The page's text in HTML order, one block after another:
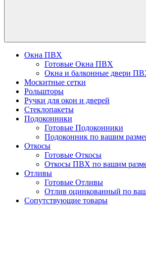
Окна ПВХ
Готовые Окна ПВХ
Окна и балконные двери
Москитные сетки
Рольшторы
Ручки для окон и дверей
Стеклопакеты
Подоконники
Готовые Подоконники
Подоконник по вашим
Откосы
Готовые Откосы
Откосы ПВХ по вашим
Отливы
Готовые Отливы
Отлив оцинкованный по
Сопутствующие товары